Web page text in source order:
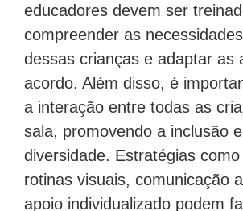
educadores devem ser
compreender as
dessas crianças e adaptar as
acordo. Além disso, é
a interação entre todas as
sala, promovendo a inclusão
diversidade. Estratégias
rotinas visuais, comunicação
apoio individualizado podem